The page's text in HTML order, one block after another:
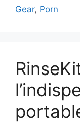
Gear, Porn